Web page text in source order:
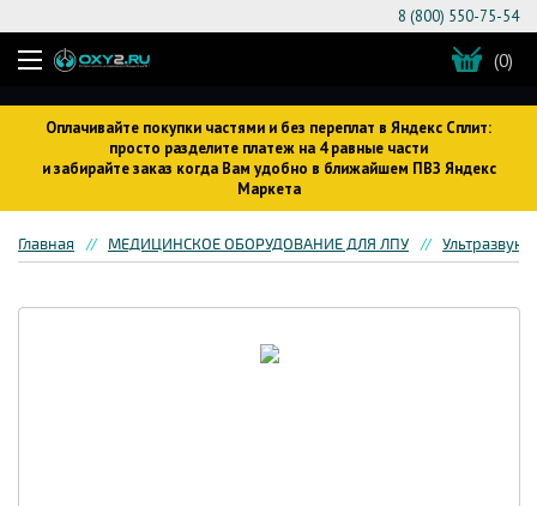
Оплачивайте покупки частями и без переплат в Яндекс Сплит:
просто разделите платеж на 4 равные части
и забирайте заказ когда Вам удобно в ближайшем ПВЗ Яндекс
Маркета
8 (800) 550-75-54
(0)
Главная МЕДИЦИНСКОЕ ОБОРУДОВАНИЕ ДЛЯ ЛПУ